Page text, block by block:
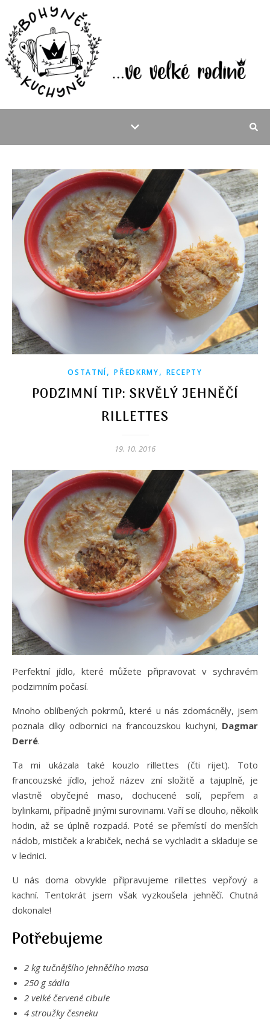
OSTATNÍ,PŘEDKRMY, RECEPTY
PODZIMNÍ TIP: SKVĚLÝ JEHNĚČÍ
RILLETTES
19. 10. 2016
Perfektní jídlo, které můžete připravovat v sychravém
podzimním počasí.
Mnoho oblíbených pokrmů, které u nás zdomácněly, jsem
poznala díky odbornici na francouzskou kuchyni, Dagmar
Derré.
Ta mi ukázala také kouzlo rillettes (čti rijet). Toto
francouzské jídlo, jehož název zní složitě a tajuplně, je
vlastně obyčejné maso, dochucené solí, pepřem a
bylinkami, případně jinými surovinami. Vaří se dlouho, několik
hodin, až se úplně rozpadá. Poté se přemístí do menších
nádob, mističek a krabiček, nechá se vychladit a skladuje se
v lednici.
U nás doma obvykle připravujeme rillettes vepřový a
kachní. Tentokrát jsem však vyzkoušela jehněčí. Chutná
dokonale!
Potřebujeme
2 kg tučnějšího jehněčího masa
250 g sádla
2 velké červené cibule
4 stroužky česneku